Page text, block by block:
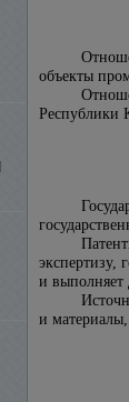
объекты
Республики
экспертизу,
и выполняет
и